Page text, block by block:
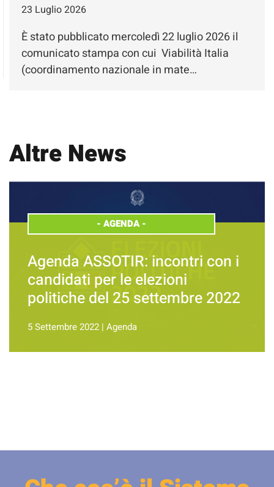
23 Luglio 2026
È stato pubblicato mercoledì 22 luglio 2026 il
comunicato stampa con cui Viabilità Italia
(coordinamento nazionale in mate…
Altre News
- AGENDA-
Agenda ASSOTIR: incontri con i
candidati per le elezioni
politiche del 25 settembre 2022
5 Settembre 2022 | Agenda